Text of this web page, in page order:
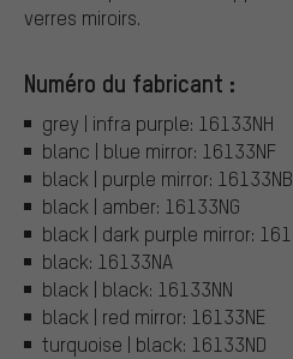
verres miroirs.
Numéro du fabricant :
grey | infra purple: 16133NH
blanc | blue mirror: 16133NF
black | purple mirror: 16133NB
black | amber: 16133NG
black | dark purple mirror:
black: 16133NA
black | black: 16133NN
black | red mirror: 16133NE
turquoise | black: 16133ND